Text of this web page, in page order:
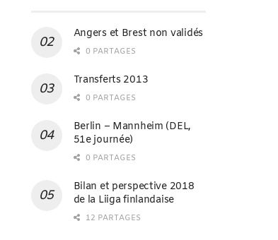
Angers et Brest non validés
0 PARTAGES
Transferts 2013
0 PARTAGES
Berlin – Mannheim (DEL,
51e journée)
0 PARTAGES
Bilan et perspective 2018
de la Liiga finlandaise
12 PARTAGES